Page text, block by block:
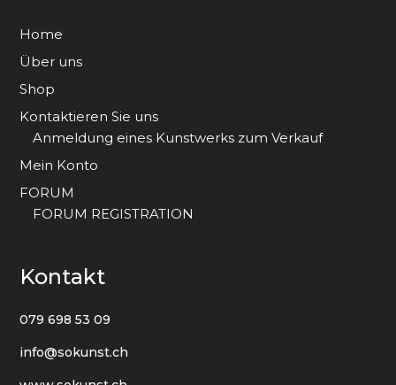
Home
Über uns
Shop
Kontaktieren Sie uns
Anmeldung eines Kunstwerks zum Verkauf
Mein Konto
FORUM
FORUM REGISTRATION
Kontakt
079 698 53 09
info@sokunst.ch